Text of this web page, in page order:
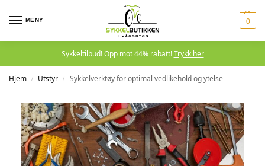
MENY 0
Sykkeltilbud! Opp mot 44% rabatt!Trykk her
Hjem / Utstyr / Sykkelverktøy for optimal vedlikehold og ytelse